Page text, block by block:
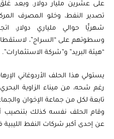
على عشرين مليار دولار. وبعد غلق
تصدير النفط، وخلو المصرف
شهريًّا حوالي ملياري دولار،
وسطوتهم على “السراج”، لاستقطاع
“هيئة البريد” و”شركة الاستثمارات”.
يستولي هذا الحلف الأردوغاني
رغم شحه، من ميناء الزاوية
تابعة لكل من جماعة الإخوان
وقام الحلف نفسه كذلك بتنصيب
عن إحدى أكبر شركات النفط الليبية